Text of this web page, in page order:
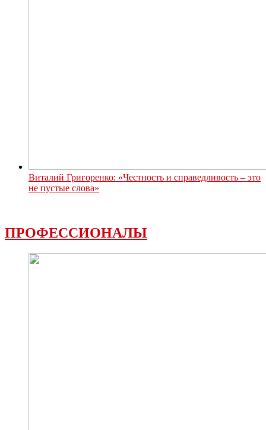
Виталий Григоренко: «Честность и справедливость – это
не пустые слова»
ПРОФЕССИОНАЛЫ